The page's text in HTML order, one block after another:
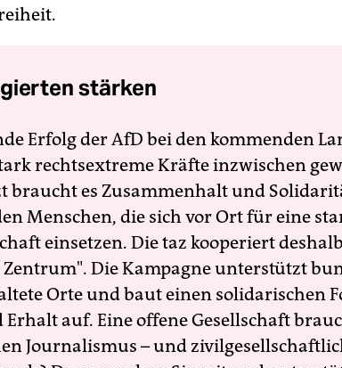
stärken
Erfolg der AfD bei den kommenden
rechtsextreme Kräfte inzwischen
braucht es Zusammenhalt und
Menschen, die sich vor Ort für eine
einsetzen. Die taz kooperiert
Die Kampagne unterstützt
Orte und baut einen solidarischen
Erhalt auf. Eine offene Gesellschaft
Journalismus – und